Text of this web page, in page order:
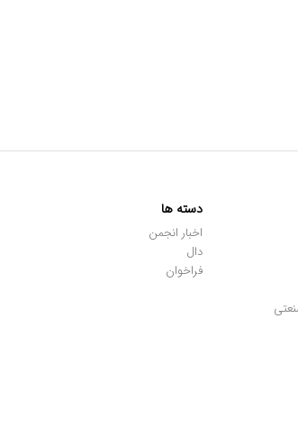
دسته ها
اخبار انجمن
دال
فراخوان